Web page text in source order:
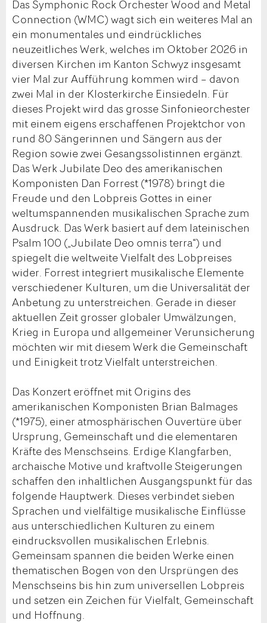
Das Symphonic Rock Orchester Wood and Metal
Connection (WMC) wagt sich ein weiteres Mal an
ein monumentales und eindrückliches
neuzeitliches Werk, welches im Oktober 2026 in
diversen Kirchen im Kanton Schwyz insgesamt
vier Mal zur Aufführung kommen wird – davon
zwei Mal in der Klosterkirche Einsiedeln. Für
dieses Projekt wird das grosse Sinfonieorchester
mit einem eigens erschaffenen Projektchor von
rund 80 Sängerinnen und Sängern aus der
Region sowie zwei Gesangssolistinnen ergänzt.
Das Werk Jubilate Deo des amerikanischen
Komponisten Dan Forrest (*1978) bringt die
Freude und den Lobpreis Gottes in einer
weltumspannenden musikalischen Sprache zum
Ausdruck. Das Werk basiert auf dem lateinischen
Psalm 100 („Jubilate Deo omnis terra“) und
spiegelt die weltweite Vielfalt des Lobpreises
wider. Forrest integriert musikalische Elemente
verschiedener Kulturen, um die Universalität der
Anbetung zu unterstreichen. Gerade in dieser
aktuellen Zeit grosser globaler Umwälzungen,
Krieg in Europa und allgemeiner Verunsicherung
möchten wir mit diesem Werk die Gemeinschaft
und Einigkeit trotz Vielfalt unterstreichen.
Das Konzert eröffnet mit Origins des
amerikanischen Komponisten Brian Balmages
(*1975), einer atmosphärischen Ouvertüre über
Ursprung, Gemeinschaft und die elementaren
Kräfte des Menschseins. Erdige Klangfarben,
archaische Motive und kraftvolle Steigerungen
schaffen den inhaltlichen Ausgangspunkt für das
folgende Hauptwerk. Dieses verbindet sieben
Sprachen und vielfältige musikalische Einflüsse
aus unterschiedlichen Kulturen zu einem
eindrucksvollen musikalischen Erlebnis.
Gemeinsam spannen die beiden Werke einen
thematischen Bogen von den Ursprüngen des
Menschseins bis hin zum universellen Lobpreis
und setzen ein Zeichen für Vielfalt, Gemeinschaft
und Hoffnung.